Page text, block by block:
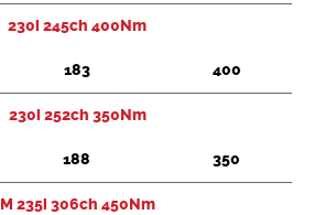
230i 245ch 400Nm
183 400
230i 252ch 350Nm
188 350
M 235i 306ch 450Nm